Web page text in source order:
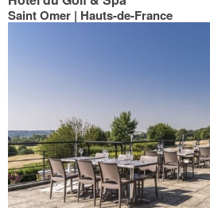
Saint Omer | Hauts-de-France